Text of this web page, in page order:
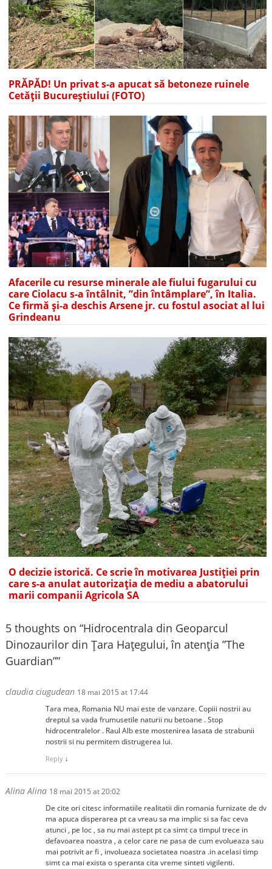
PRĂPĂD! Un privat s-a apucat să betoneze ruinele
Cetății Bucureștiului (FOTO)
Afacerile cu resurse minerale ale fiului fugarului cu
care Ciolacu s-a întâlnit, ”din întâmplare”, în Italia.
Ce firmă și-a deschis Arsene jr. cu fostul asociat al lui
Grindeanu
O decizie istorică. Ce scrie în motivarea Justiției prin
care s-a anulat autorizația de mediu a abatorului
marii companii Agricola SA
5 thoughts on “Hidrocentrala din Geoparcul
Dinozaurilor din Țara Hațegului, în atenția ”The
Guardian””
claudia ciugudean 18 mai 2015 at 17:44
Tara mea, Romania NU mai este de vanzare. Copiii nostrii au
dreptul sa vada frumusetile naturii nu betoane . Stop
hidrocentralelor . Raul Alb este mostenirea lasata de strabunii
nostrii si nu permitem distrugerea lui.
Reply ↓
Alina Alina 18 mai 2015 at 20:02
De cite ori citesc informatiile realitatii din romania furnizate de dv
ma apuca disperarea pt ca vreau sa ma implic si sa fac ceva
atunci , pe loc , sa nu mai astept pt ca simt ca timpul trece in
defavoarea noastra , a celor care ne pasa de cum evolueaza sau
mai potrivit ar fi , involueaza societatea noastra .in acelasi timp
simt ca mai exista o speranta cita vreme sinteti vigilenti.